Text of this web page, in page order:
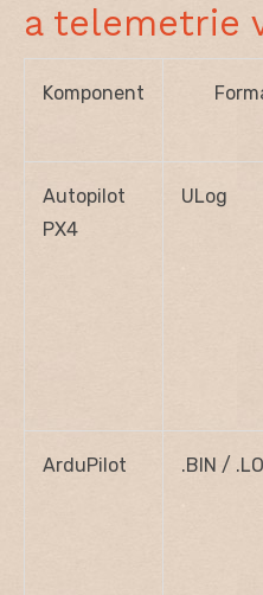
a telemetrie
Komponent
Autopilot
PX4
ULog
ArduPilot .BIN /